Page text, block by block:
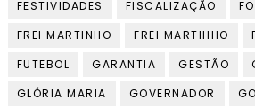
FESTIVIDADES
FISCALIZAÇÃO
FREI MARTINHO
FREI MARTIHHO
FUTEBOL
GARANTIA GESTÃO
GLÓRIA MARIA
GOVERNADOR